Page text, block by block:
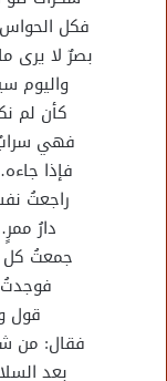
فكل
بصرٌ لا يرى
واليوم
كأن لم
فهي
فإذا
راجعتُ
دارُ
جمعتُ كل
فوجدتُ
قول
فقال: من
بعد